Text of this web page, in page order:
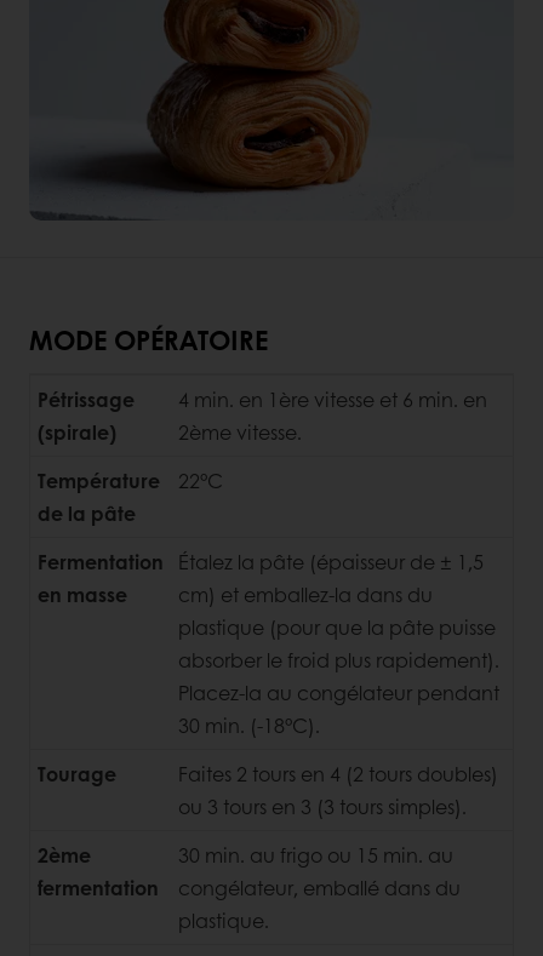
MODE OPÉRATOIRE
Pétrissage
(spirale)
4 min. en 1ère vitesse et 6 min. en
2ème vitesse.
Température
de la pâte
22°C
Fermentation
en masse
Étalez la pâte (épaisseur de ± 1,5
cm) et emballez-la dans du
plastique (pour que la pâte puisse
absorber le froid plus rapidement).
Placez-la au congélateur pendant
30 min. (-18°C).
Tourage
Faites 2 tours en 4 (2 tours doubles)
ou 3 tours en 3 (3 tours simples).
2ème
fermentation
30 min. au frigo ou 15 min. au
congélateur, emballé dans du
plastique.